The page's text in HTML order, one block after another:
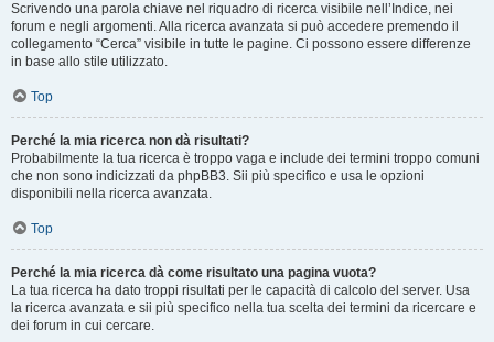
Scrivendo una parola chiave nel riquadro di ricerca visibile nell’Indice, nei
forum e negli argomenti. Alla ricerca avanzata si può accedere premendo il
collegamento “Cerca” visibile in tutte le pagine. Ci possono essere differenze
in base allo stile utilizzato.
Top
Perché la mia ricerca non dà risultati?
Probabilmente la tua ricerca è troppo vaga e include dei termini troppo comuni
che non sono indicizzati da phpBB3. Sii più specifico e usa le opzioni
disponibili nella ricerca avanzata.
Top
Perché la mia ricerca dà come risultato una pagina vuota?
La tua ricerca ha dato troppi risultati per le capacità di calcolo del server. Usa
la ricerca avanzata e sii più specifico nella tua scelta dei termini da ricercare e
dei forum in cui cercare.